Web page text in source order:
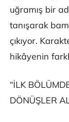
uğramış bir
tanışarak
çıkıyor.
hikâyenin
“İLK
DÖNÜŞLER